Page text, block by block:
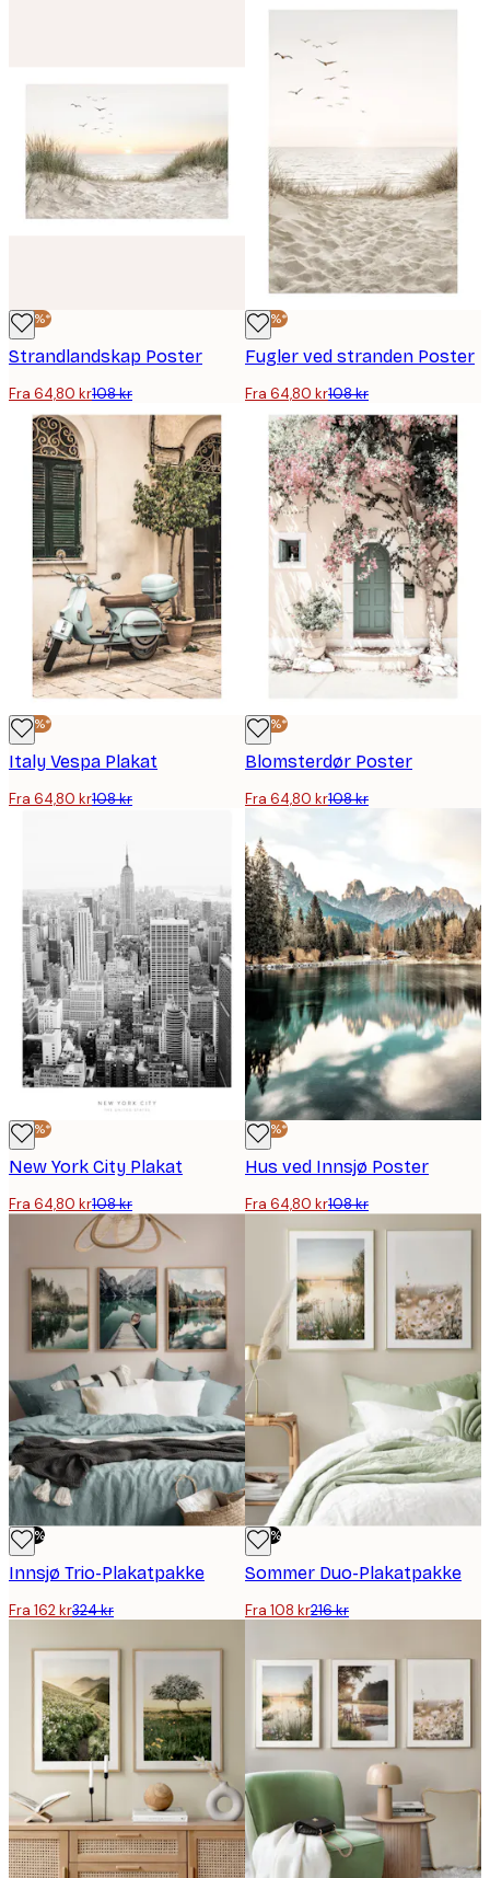
-40%*
Strandlandskap Poster
Fra 64,80 kr108 kr
-40%*
Fugler ved stranden Poster
Fra 64,80 kr108 kr
-40%*
Italy Vespa Plakat
Fra 64,80 kr108 kr
-40%*
Blomsterdør Poster
Fra 64,80 kr108 kr
-40%*
New York City Plakat
Fra 64,80 kr108 kr
-40%*
Hus ved Innsjø Poster
Fra 64,80 kr108 kr
-50%
Innsjø Trio-Plakatpakke
Fra 162 kr324 kr
-50%
Sommer Duo-Plakatpakke
Fra 108 kr216 kr